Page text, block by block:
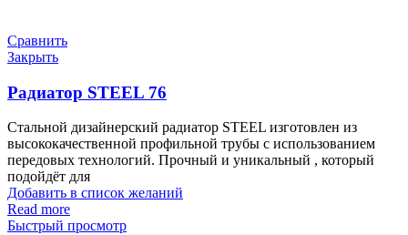
Сравнить
Закрыть
Радиатор STEEL 76
Стальной дизайнерский радиатор STEEL изготовлен из
высококачественной профильной трубы с использованием
передовых технологий. Прочный и уникальный , который
подойдёт для
Добавить в список желаний
Read more
Быстрый просмотр